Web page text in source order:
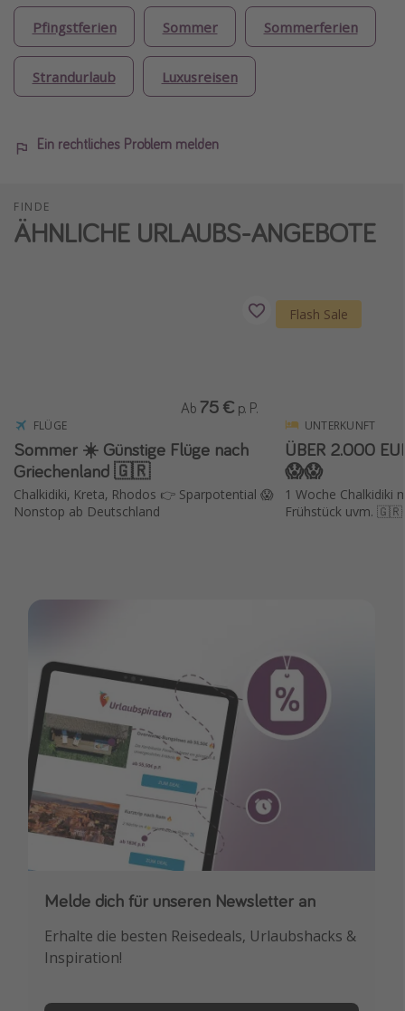
Pfingstferien Sommer Sommerferien
Strandurlaub Luxusreisen
Ein rechtliches Problem melden
FINDE
ÄHNLICHE URLAUBS-ANGEBOTE
FLÜGE
Sommer ☀️ Günstige Flüge nach
Griechenland 🇬🇷
Chalkidiki, Kreta, Rhodos 👉 Sparpotential 😱
Nonstop ab Deutschland
Ab 75 € p. P.
Flash Sale
UNTERKUNFT
ÜBER 2.000
😱😱
1 Woche Chalkidiki
Frühstück uvm.
Melde dich für unseren Newsletter an
Erhalte die besten Reisedeals, Urlaubshacks &
Inspiration!
Downloade unsere App
Buche die besten Reiseschnäppchen als
Erstes.